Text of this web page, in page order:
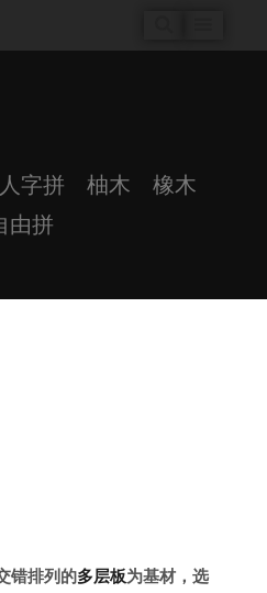
人字拼 柚木
橡木
由拼
错排列的多层板为基材，选